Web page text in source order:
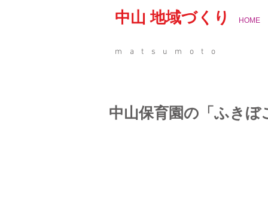
中山 地域づくり HOME
matsumoto
中山保育園の「ふきぼ